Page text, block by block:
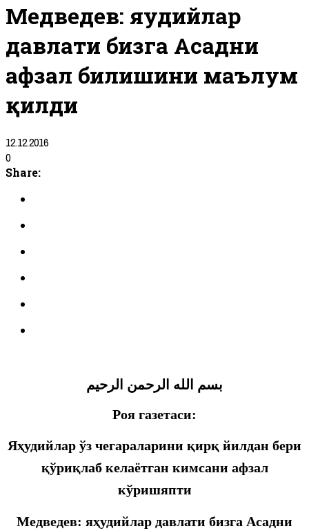
Медведев: яҳудийлар
давлати бизга Асадни
афзал билишини маълум
қилди
12.12.2016
0
Share:
بسم الله الرحمن الرحيم
Роя газетаси:
Яҳудийлар ўз чегараларини қирқ йилдан бери
қўриқлаб келаётган кимсани афзал
кўришяпти
Медведев: яҳудийлар давлати бизга Асадни